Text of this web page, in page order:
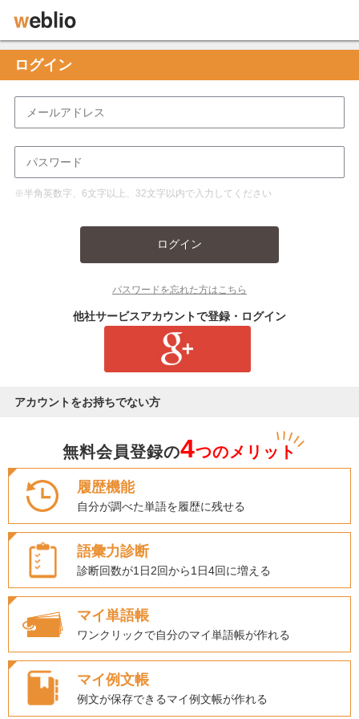
ログイン
※半角英数字、6文字以上、32文字以内で入力してください
ログイン
パスワードを忘れた方はこちら
他社サービスアカウントで登録・ログイン
アカウントをお持ちでない方
無料会員登録の4つのメリット
履歴機能
自分が調べた単語を履歴に残せる
語彙力診断
診断回数が1日2回から1日4回に増える
マイ単語帳
ワンクリックで自分のマイ単語帳が作れる
マイ例文帳
例文が保存できるマイ例文帳が作れる